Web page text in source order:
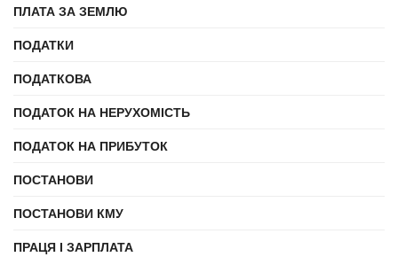
ПЛАТА ЗА ЗЕМЛЮ
ПОДАТКИ
ПОДАТКОВА
ПОДАТОК НА НЕРУХОМІСТЬ
ПОДАТОК НА ПРИБУТОК
ПОСТАНОВИ
ПОСТАНОВИ КМУ
ПРАЦЯ І ЗАРПЛАТА